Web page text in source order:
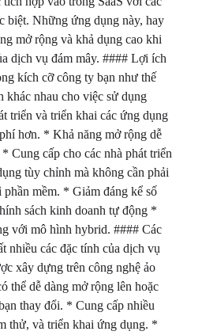
biệt. Những ứng dụng này, hay
mở rộng và khả dụng cao khi
dịch vụ đám mây. #### Lợi ích
kích cỡ công ty bạn như thế
khác nhau cho việc sử dụng
triển và triển khai các ứng dụng
hơn. * Khả năng mở rộng dễ
Cung cấp cho các nhà phát triển
tùy chỉnh mà không cần phải
mềm. * Giảm đáng kể số
sách kinh doanh tự động *
với mô hình hybrid. #### Các
nhiều các đặc tính của dịch vụ
xây dựng trên công nghệ ảo
thể dễ dàng mở rộng lên hoặc
thay đổi. * Cung cấp nhiều
thử, và triển khai ứng dụng. *